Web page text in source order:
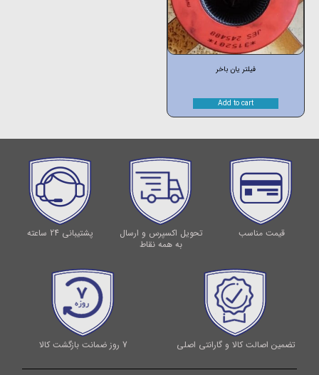
فیلتر یان باخر
Add to cart
قیمت مناسب
تحویل اکسپرس و ارسال
به همه نقاط
پشتیبانی 24 ساعته
تضمین اصالت کالا و گارانتی اصلی 7 روز ضمانت بازگشت کالا